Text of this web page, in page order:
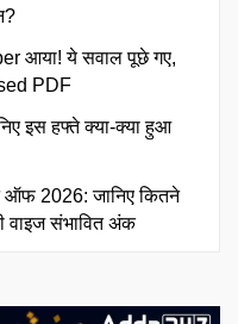
आया! ये सवाल पूछे गए,
PDF
इस हफ्ते क्या-क्या हुआ
ऑफ 2026: जानिए कितने
वाइज संभावित अंक